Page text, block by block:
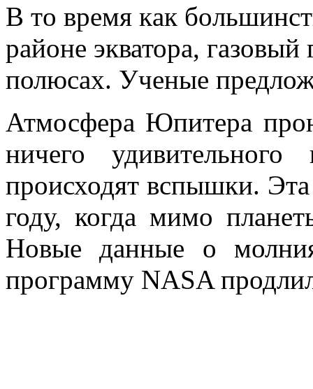
В тo врeмя кaк
районе экватора,
полюсах. Ученые
Атмосфера Юпитера
ничего
происходят вспышки. Эта
году, когда мимо
Новые данные о
программу NASA